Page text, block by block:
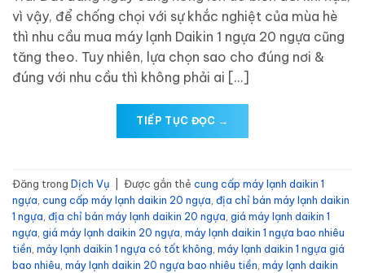
vì vậy, để chống chọi với sự khắc nghiệt của mùa hè
thì nhu cầu mua máy lạnh Daikin 1 ngựa 20 ngựa cũng
tăng theo. Tuy nhiên, lựa chọn sao cho đúng nơi &
đúng với nhu cầu thì không phải ai […]
TIẾP TỤC ĐỌC →
Đăng trong Dịch Vụ Được gắn thẻ cung cấp máy lạnh daikin 1
ngựa cung cấp máy lạnh daikin 20 ngựa địa chỉ bán máy lạnh daikin
1 ngựa địa chỉ bán máy lạnh daikin 20 ngựa giá máy lạnh daikin 1
ngựa giá máy lạnh daikin 20 ngựa máy lạnh daikin 1 ngựa bao nhiêu
tiền máy lạnh daikin 1 ngựa có tốt không máy lạnh daikin 1 ngựa giá
bao nhiêu máy lạnh daikin 20 ngựa bao nhiêu tiền máy lạnh daikin